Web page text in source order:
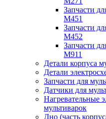
Запчасти
M451
Запчасти
M452
Запчасти
M911
Детали корпуса
Детали
Запчасти для
Датчики для
Нагревательные
мультиварок
Дно (часть